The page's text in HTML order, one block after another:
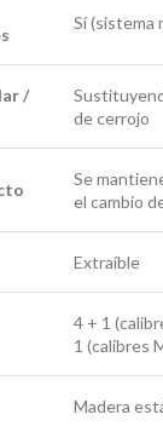
Sí (sistema
/
de cerrojo
Se
el cambio
Extraíble
4 + 1
1 (calibres
Madera